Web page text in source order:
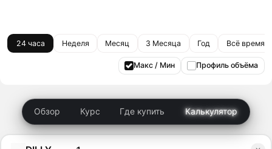
24 часа Неделя Месяц 3 Месяца Год Всё время
Макс / Мин Профиль объёма
Обзор Курс Где купить Калькулятор